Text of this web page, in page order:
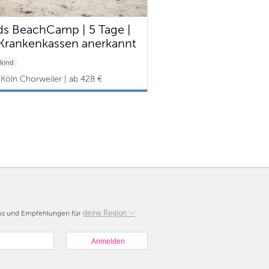
BeachCamp | 5 Tage |
anerkannt
Chorweiler | ab 428 €
und Empfehlungen für deine Region
Berlin
Hamburg